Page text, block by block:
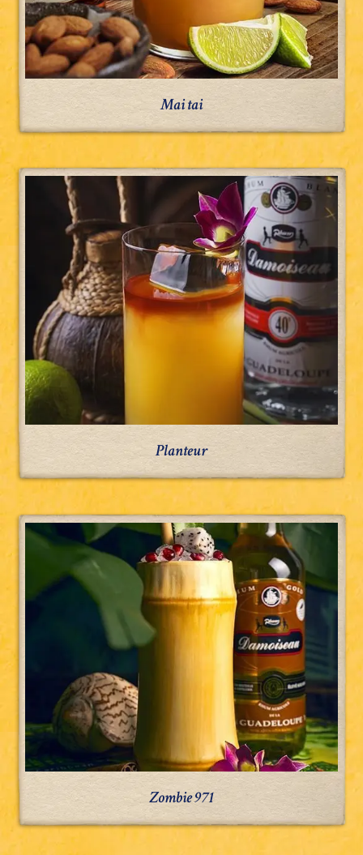
Mai tai
Planteur
Zombie 971